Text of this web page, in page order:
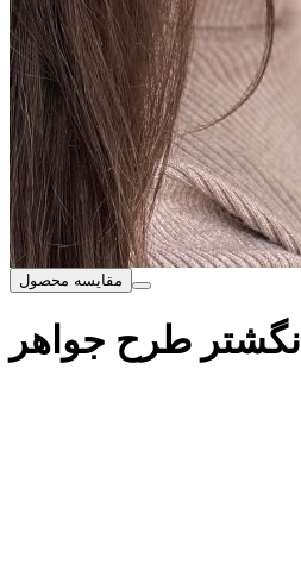
مقایسه محصول
انگشتر طرح جواهر